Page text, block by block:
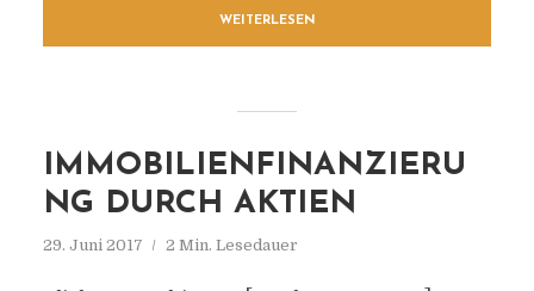
WEITERLESEN
IMMOBILIENFINANZIERU
NG DURCH AKTIEN
29. Juni 2017 2 Min. Lesedauer